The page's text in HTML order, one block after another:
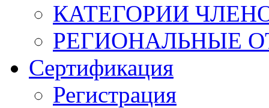
КАТЕГОРИИ
РЕГИОНАЛЬНЫЕ
Сертификация
Регистрация